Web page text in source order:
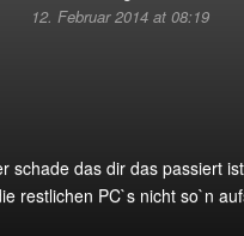
12. Februar 2014 at 08:19
schade das dir das passiert
restlichen PC`s nicht so`n